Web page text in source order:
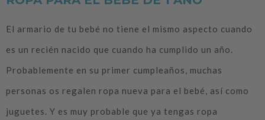
El armario de tu bebé no tiene el mismo aspecto cuando
es un recién nacido que cuando ha cumplido un año.
Probablemente en su primer cumpleaños, muchas
personas os regalen ropa nueva para el bebé, así como
juguetes. Y es muy probable que ya tengas ropa